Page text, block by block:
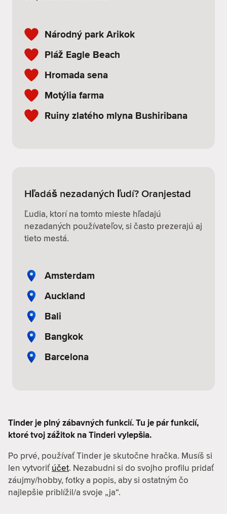
Národný park Arikok
Pláž Eagle Beach
Hromada sena
Motýlia farma
Ruiny zlatého mlyna Bushiribana
Hľadáš nezadaných ľudí? Oranjestad
Ľudia, ktorí na tomto mieste hľadajú
nezadaných používateľov, si často prezerajú aj
tieto mestá.
Amsterdam
Auckland
Bali
Bangkok
Barcelona
Tinder je plný zábavných funkcií. Tu je pár funkcií,
ktoré tvoj zážitok na Tinderi vylepšia.
Po prvé, používať Tinder je skutočne hračka. Musíš si
len vytvoriť účet. Nezabudni si do svojho profilu pridať
záujmy/hobby, fotky a popis, aby si ostatným čo
najlepšie priblížil/a svoje „ja“.